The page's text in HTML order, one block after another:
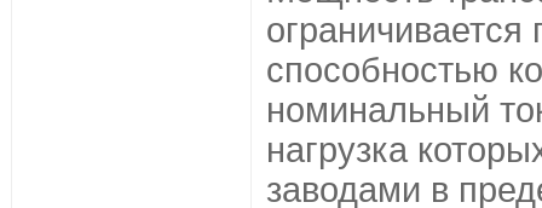
ограничивается
способностью
номинальный
нагрузка
заводами в